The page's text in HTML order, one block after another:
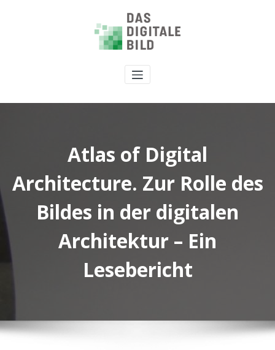
Atlas of Digital
Architecture. Zur Rolle des
Bildes in der digitalen
Architektur – Ein
Lesebericht